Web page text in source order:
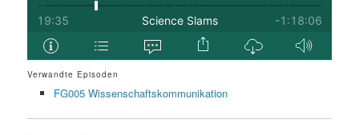
Verwandte Episoden
FG005 Wissenschaftskommunikation